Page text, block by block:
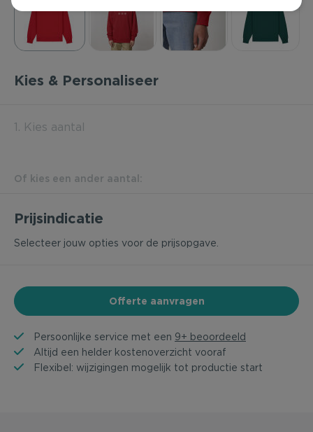
Warme Winter
Kerst & Eindejaar
Kies & Personaliseer
1. Kies aantal
Of kies een ander aantal:
Prijsindicatie
Selecteer jouw opties voor de prijsopgave.
Offerte aanvragen
Persoonlijke service met een 9+ beoordeeld
Altijd een helder kostenoverzicht vooraf
Flexibel: wijzigingen mogelijk tot productie start